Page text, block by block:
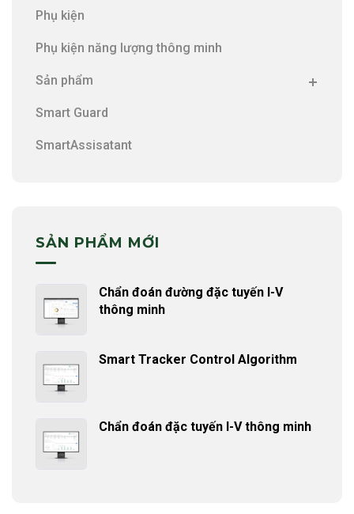
Phụ kiện
Phụ kiện năng lượng thông minh
Sản phẩm
Smart Guard
SmartAssisatant
SẢN PHẨM MỚI
Chẩn đoán đường đặc tuyến I-V
thông minh
Smart Tracker Control Algorithm
Chẩn đoán đặc tuyến I-V thông minh